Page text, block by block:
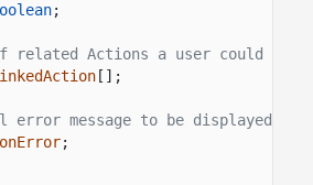
;
Actions a user could
[];
error message to be displayed to
;